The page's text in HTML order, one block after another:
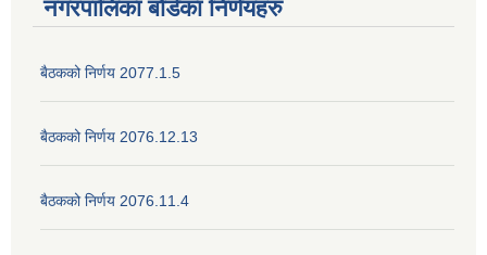
नगरपालिका बोर्डका निर्णयहरु
बैठकको निर्णय 2077.1.5
बैठकको निर्णय 2076.12.13
बैठकको निर्णय 2076.11.4